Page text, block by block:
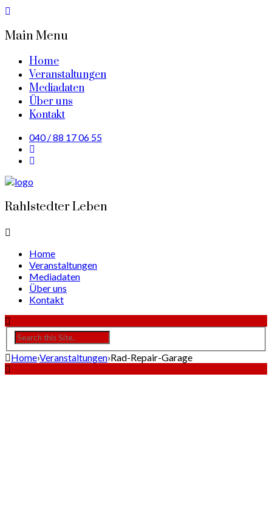
Main Menu
Home
Veranstaltungen
Mediadaten
Über uns
Kontakt
040 / 88 17 06 55
Rahlstedter Leben
Home
Veranstaltungen
Mediadaten
Über uns
Kontakt
Home›Veranstaltungen›Rad-Repair-Garage